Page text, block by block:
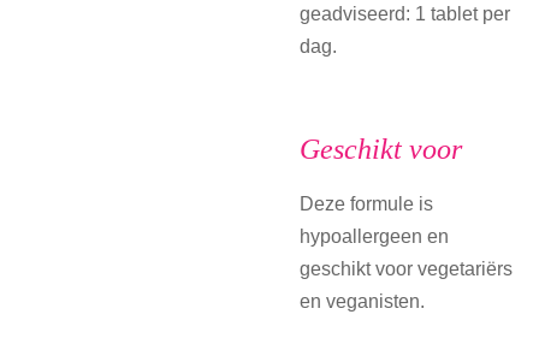
geadviseerd: 1 tablet per
dag.
Geschikt voor
Deze formule is
hypoallergeen en
geschikt voor vegetariërs
en veganisten.